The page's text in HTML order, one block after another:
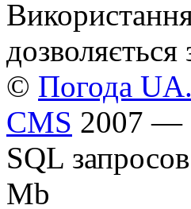
© Погода UA.
CMS 2007 —
SQL
Mb